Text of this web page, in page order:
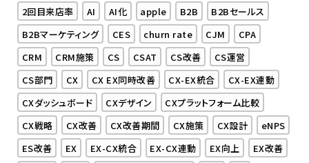
2回目来店率 AI AI化 apple B2B
B2Bセールス
B2Bマーケティング
CES churn rate CJM
CPA
CRM
CRM施策 CS CSAT CS改善
CS運営
CS部門
CX CX EX同時改善 CX-EX統合
CX-EX連動
CXダッシュボード
CXデザイン
CXプラットフォーム比較
CX戦略
CX改善 CX改善期間 CX施策 CX設計
eNPS
ES改善
EX EX-CX統合 EX-CX連動 EX向上
EX改善